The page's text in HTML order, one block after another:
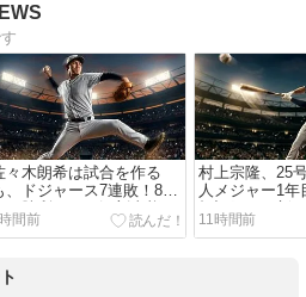
々木朗希は試合を作る
、ドジャース7連敗！8月
だ勝利なしの深刻事態
間前
村上宗隆、25
人メジャー1年
打記録を更新
との争いも激化
11時間前